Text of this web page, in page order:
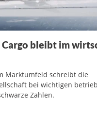
Cargo bleibt im
Marktumfeld schreibt die
bei wichtigen
Zahlen.